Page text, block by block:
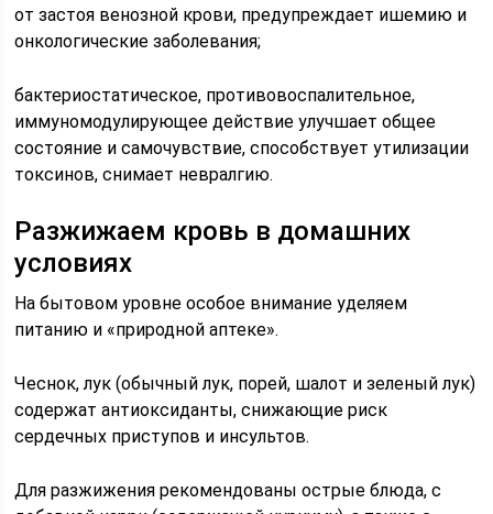
от застоя венозной крови, предупреждает ишемию и
онкологические заболевания;
бактериостатическое, противовоспалительное,
иммуномодулирующее действие улучшает общее
состояние и самочувствие, способствует утилизации
токсинов, снимает невралгию.
Разжижаем кровь в домашних
условиях
На бытовом уровне особое внимание уделяем
питанию и «природной аптеке».
Чеснок, лук (обычный лук, порей, шалот и зеленый лук)
содержат антиоксиданты, снижающие риск
сердечных приступов и инсультов.
Для разжижения рекомендованы острые блюда, с